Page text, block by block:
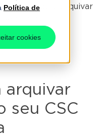
Política de
cookies
solução para arquivar
arquivar
seu CSC